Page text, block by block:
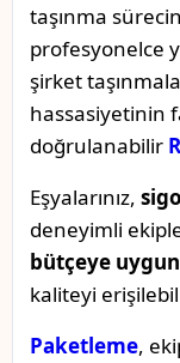
taşınma
profesyonelce
şirket
hassasiyetinin
doğrulanabilir
Eşyalarınız,
deneyimli
bütçeye
kaliteyi
Paketleme,